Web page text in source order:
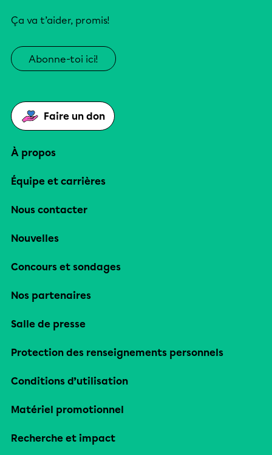
Ça va t’aider, promis!
Abonne-toi ici!
Faire un don
À propos
Équipe et carrières
Nous contacter
Nouvelles
Concours et sondages
Nos partenaires
Salle de presse
Protection des renseignements personnels
Conditions d’utilisation
Matériel promotionnel
Recherche et impact